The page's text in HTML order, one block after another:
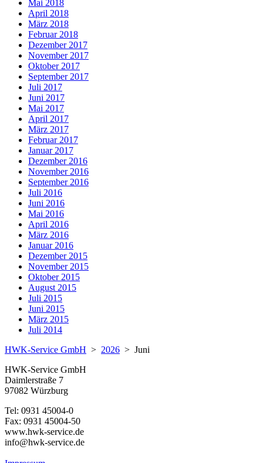
Mai 2018
April 2018
März 2018
Februar 2018
Dezember 2017
November 2017
Oktober 2017
September 2017
Juli 2017
Juni 2017
Mai 2017
April 2017
März 2017
Februar 2017
Januar 2017
Dezember 2016
November 2016
September 2016
Juli 2016
Juni 2016
Mai 2016
April 2016
März 2016
Januar 2016
Dezember 2015
November 2015
Oktober 2015
August 2015
Juli 2015
Juni 2015
März 2015
Juli 2014
HWK-Service GmbH > 2026 > Juni
HWK-Service GmbH
Daimlerstraße 7
97082 Würzburg
Tel: 0931 45004-0
Fax: 0931 45004-50
www.hwk-service.de
info@hwk-service.de